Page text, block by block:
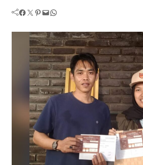
Facebook Twitter Pinterest Mail WhatsApp